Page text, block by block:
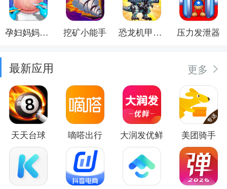
孕妇妈妈日记 挖矿小能手 恐龙机甲射手 压力发泄器
最新应用 更多
天天台球 嘀嗒出行 大润发优鲜 美团骑手